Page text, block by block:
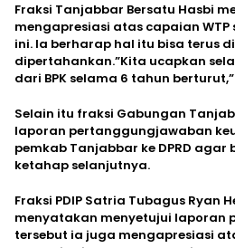
Fraksi Tanjabbar Bersatu Hasbi
mengapresiasi atas capaian WTP
ini. Ia berharap hal itu bisa terus
dipertahankan.”Kita ucapkan
dari BPK selama 6 tahun
Selain itu fraksi Gabungan
laporan pertanggungjawaban
pemkab Tanjabbar ke DPRD
ketahap selanjutnya.
Fraksi PDIP Satria Tubagus Ryan
menyatakan menyetujui laporan
tersebut ia juga mengapresiasi